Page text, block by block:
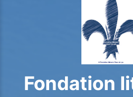
Fondation